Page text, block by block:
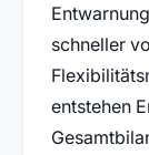
schneller
entstehen